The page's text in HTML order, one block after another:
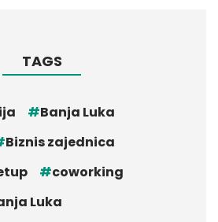
TAGS
Banja Luka
Biznis zajednica
coworking
Luka